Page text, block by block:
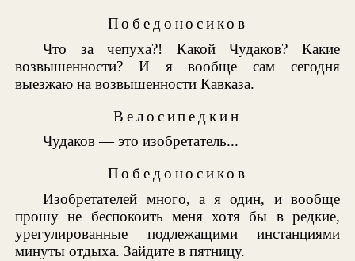
Победоносиков
Что за чепуха?! Какой Чудаков? Какие
возвышенности? И я вообще сам сегодня
выезжаю на возвышенности Кавказа.
Велосипедкин
Чудаков — это изобретатель...
Победоносиков
Изобретателей много, а я один, и вообще
прошу не беспокоить меня хотя бы в редкие,
урегулированные подлежащими инстанциями
минуты отдыха. Зайдите в пятницу.